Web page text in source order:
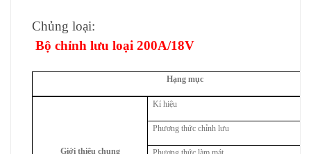
Chủng loại:
Bộ chỉnh lưu loại 200A/18V
Hạng mục
Giới thiệu chung
Kí hiệu
Phương thức chỉnh lưu